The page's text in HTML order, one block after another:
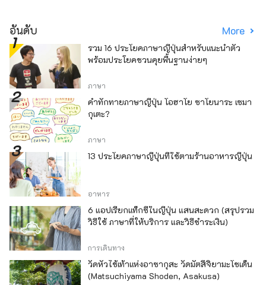
อันดับ More
รวม 16 ประโยคภาษาญี่ปุ่นสำหรับแนะนำตัว
พร้อมประโยคชวนคุยพื้นฐานง่ายๆ
ภาษา
คำทักทายภาษาญี่ปุ่น โอฮาโย ซาโยนาระ เซมา
กุเตะ?
ภาษา
13 ประโยคภาษาญี่ปุ่นที่ใช้ตามร้านอาหารญี่ปุ่น
อาหาร
6 แอปเรียกแท็กซี่ในญี่ปุ่น แสนสะดวก (สรุปรวม
วิธีใช้ ภาษาที่ให้บริการ และวิธีชำระเงิน)
การเดินทาง
วัดหัวไช้เท้าแห่งอาซากุสะ วัดมัตสึจิยามะโชเด็น
(Matsuchiyama Shoden, Asakusa)